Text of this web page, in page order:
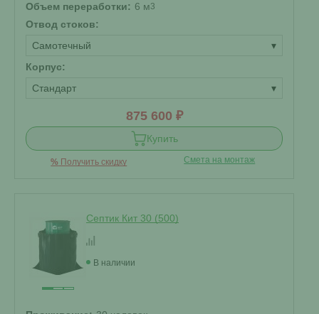
Объем переработки: 6 м3
Отвод стоков:
Самотечный
▾
Корпус:
Стандарт
▾
875 600 ₽
Купить
% Получить скидку Смета на монтаж
Септик Кит 30 (500)
В наличии